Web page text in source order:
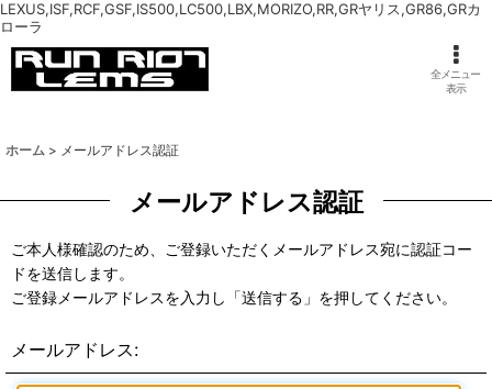
LEXUS,ISF,RCF,GSF,IS500,LC500,LBX,MORIZO,RR,GRヤリス,GR86,GRカ
ローラ
全メニュー
表示
ホーム > メールアドレス認証
メールアドレス認証
ご本人様確認のため、ご登録いただくメールアドレス宛に認証コー
ドを送信します。
ご登録メールアドレスを入力し「送信する」を押してください。
メールアドレス: